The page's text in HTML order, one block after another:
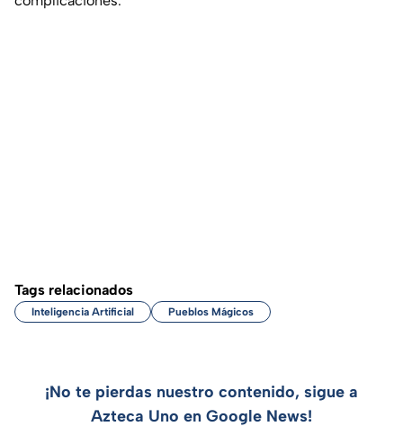
Tags relacionados
Inteligencia Artificial Pueblos Mágicos
¡No te pierdas nuestro contenido, sigue a
Azteca Uno en Google News!